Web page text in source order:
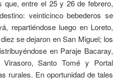
que, entre el 25 y 26 de febrero,
veinticinco bebederos se
repartiéndose luego en Loreto,
se dejaron en San Miguel; los
en Paraje Bacaray,
Santo Tomé y Portal
rurales. En oportunidad de tales